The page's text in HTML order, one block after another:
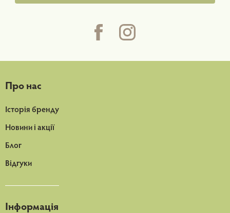
Про нас
Історія бренду
Новини і акції
Блог
Відгуки
Інформація